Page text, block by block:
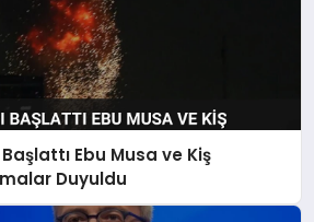
Başlattı Ebu Musa ve Kiş
Duyuldu